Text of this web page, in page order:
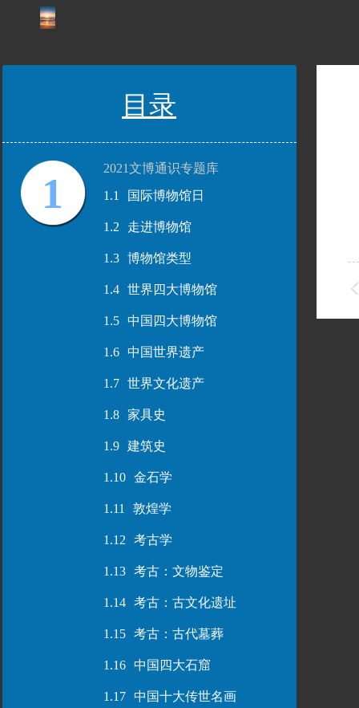
目录
1
2021文博通识专题库
1.1
国际博物馆日
1.2 走进博物馆
1.3 博物馆类型
1.4 世界四大博物馆
1.5 中国四大博物馆
1.6 中国世界遗产
1.7 世界文化遗产
1.8 家具史
1.9 建筑史
1.10 金石学
1.11 敦煌学
1.12 考古学
1.13 考古：文物鉴定
1.14 考古：古文化遗址
1.15 考古：古代墓葬
1.16 中国四大石窟
1.17 中国十大传世名画